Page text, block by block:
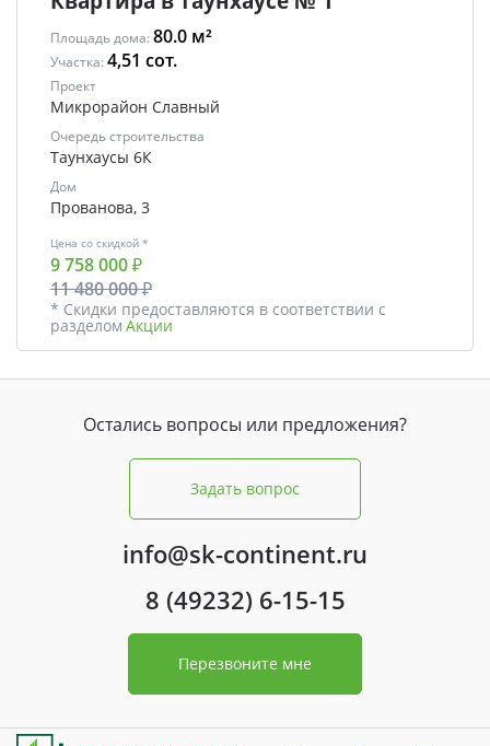
Площадь дома: 80.0 м²
Участка: 4,51 сот.
Проект
Микрорайон Славный
Очередь строительства
Таунхаусы 6К
Дом
Прованова, 3
Цена со скидкой *
9 758 000 ₽
11 480 000 ₽
* Скидки предоставляются в соответствии с
разделом Акции
Остались вопросы или предложения?
Задать вопрос
info@sk-continent.ru
8 (49232) 6-15-15
Перезвоните мне